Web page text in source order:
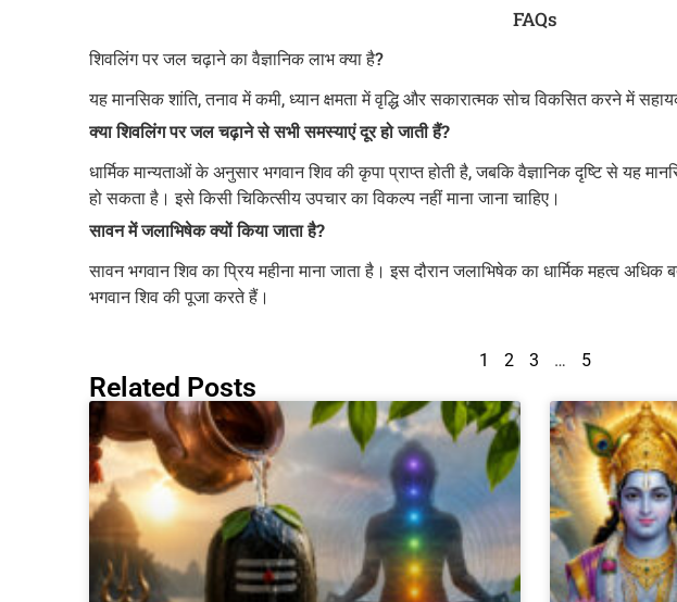
FAQs
शिवलिंग पर जल चढ़ाने का वैज्ञानिक लाभ क्या है?
यह मानसिक शांति, तनाव में कमी, ध्यान क्षमता में वृद्धि और सकारात्मक सोच विकसित करने में
क्या शिवलिंग पर जल चढ़ाने से सभी समस्याएं दूर हो जाती हैं?
धार्मिक मान्यताओं के अनुसार भगवान शिव की कृपा प्राप्त होती है, जबकि वैज्ञानिक दृष्टि से
हो सकता है। इसे किसी चिकित्सीय उपचार का विकल्प नहीं माना जाना चाहिए।
सावन में जलाभिषेक क्यों किया जाता है?
सावन भगवान शिव का प्रिय महीना माना जाता है। इस दौरान जलाभिषेक का धार्मिक महत्व
भगवान शिव की पूजा करते हैं।
1 2 3 … 5
Related Posts